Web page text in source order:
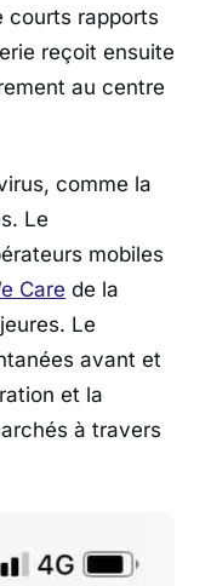
courts rapports
reçoit ensuite
au centre
comme la
Le
mobiles
Care de la
Le
avant et
et la
à travers